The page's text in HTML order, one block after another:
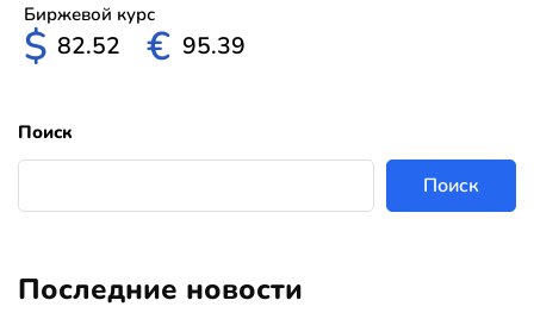
Биржевой курс
$ 82.52 € 95.39
Поиск
Поиск
Последние новости